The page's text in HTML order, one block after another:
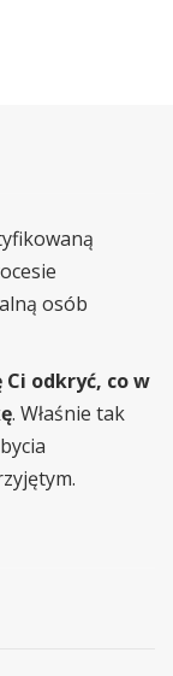
osób
odkryć, co w
. Właśnie tak